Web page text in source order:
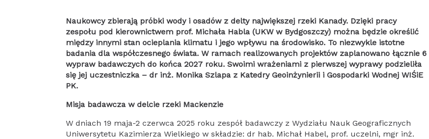
Naukowcy zbierają próbki wody i osadów z delty największej rzeki Kanady. Dzięki pracy
zespołu pod kierownictwem prof. Michała Habla (UKW w Bydgoszczy) można będzie określić
między innymi stan ocieplania klimatu i jego wpływu na środowisko. To niezwykle istotne
badania dla współczesnego świata. W ramach realizowanych projektów zaplanowano łącznie 6
wypraw badawczych do końca 2027 roku. Swoimi wrażeniami z pierwszej wyprawy podzieliła
się jej uczestniczka – dr inż. Monika Szlapa z Katedry Geoinżynierii i Gospodarki Wodnej WIŚiE
PK.
Misja badawcza w delcie rzeki Mackenzie
W dniach 19 maja-2 czerwca 2025 roku zespół badawczy z Wydziału Nauk Geograficznych
Uniwersytetu Kazimierza Wielkiego w składzie: dr hab. Michał Habel, prof. uczelni, mgr inż.